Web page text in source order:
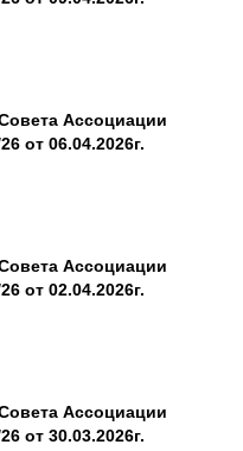
Ассоциации
от 06.04.2026г.
Ассоциации
от 02.04.2026г.
Ассоциации
от 30.03.2026г.